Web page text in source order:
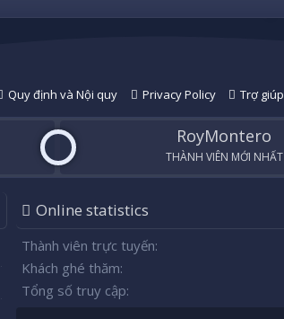
Quy định và Nội quy Privacy Policy Trợ giúp
RoyMontero
THÀNH VIÊN MỚI NHẤT
Online statistics
Thành viên trực tuyến
Khách ghé thăm
Tổng số truy cập